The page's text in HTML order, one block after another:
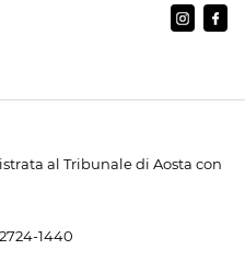
al Tribunale di Aosta con
1440